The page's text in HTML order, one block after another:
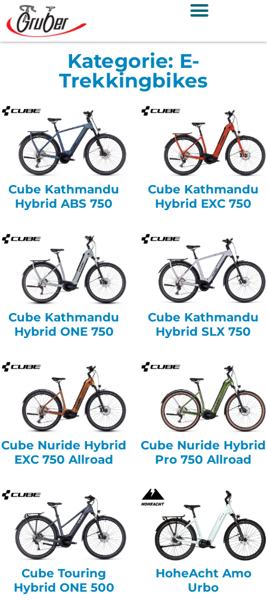
Kategorie: E-
Trekkingbikes
Cube Kathmandu
Hybrid ABS 750
Cube Kathmandu
Hybrid EXC 750
Cube Kathmandu
Hybrid ONE 750
Cube Kathmandu
Hybrid SLX 750
Cube Nuride Hybrid
EXC 750 Allroad
Cube Nuride Hybrid
Pro 750 Allroad
Cube Touring
Hybrid ONE 500
HoheAcht Amo
Urbo